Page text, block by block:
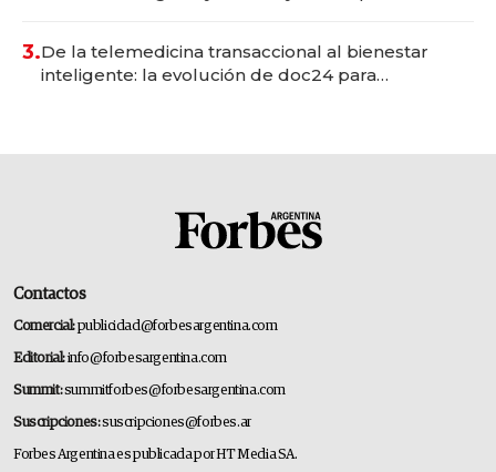
3.De la telemedicina transaccional al bienestar
inteligente: la evolución de doc24 para
Contactos
Comercial:publicidad@forbesargentina.com
Editorial:info@forbesargentina.com
Summit:summitforbes@forbesargentina.com
Suscripciones:suscripciones@forbes.ar
Forbes Argentina es publicada por HT Media SA.